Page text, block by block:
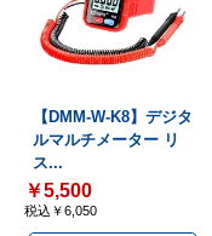
【DMM-W-K8】デジタ
ルマルチメーター リ
ス...
￥5,500
税込￥6,050